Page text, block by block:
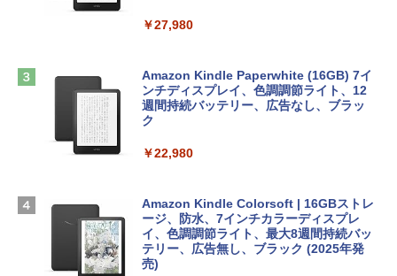
13インチノートブック：AIとApple Intell
igence、13.6インチLiquid Retinaディ
スプレイ、16GBユニファイドメモリ、1
TB SSDストレージ、12MPセンターフレ
D - ミッドナイト
【Amazon.co.jp限定】 HP ノートパソコ
ン 15-fd 15.6インチ 16GBメモリ 512GB
SSD インテル Core 5
インゲームコード】 ロブロックス | オン
ラインコード版
￥3,200
ows11、10/mac対応|PC2台
￥39,582
非エンジニア 初心者 素人 でも安心 使い
めのAIコーディング入門シリーズ
￥99
AIイラスト表現辞典: 思い通りの絵を引き
￥480
FM TOWNS ハイパー・カタログ: 本体ハ
￥27,980
Amazon Kindle Paperwhite (16GB) 7イ
ンチディスプレイ、色調調節ライト、12
週間持続バッテリー、広告なし、ブラッ
ク
￥22,980
Amazon Kindle Colorsoft | 16GBストレ
ージ、防水、7インチカラーディスプレ
イ、色調調節ライト、最大8週間持続バッ
テリー、広告無し、ブラック (2025年発
売)